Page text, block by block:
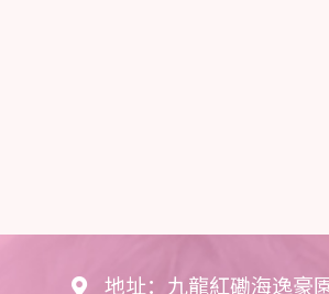
地址：九龍紅磡海逸豪